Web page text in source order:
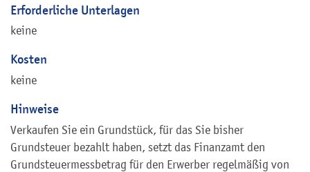
Erforderliche Unterlagen
keine
Kosten
keine
Hinweise
Verkaufen Sie ein Grundstück, für das Sie bisher
Grundsteuer bezahlt haben, setzt das Finanzamt den
Grundsteuermessbetrag für den Erwerber regelmäßig von